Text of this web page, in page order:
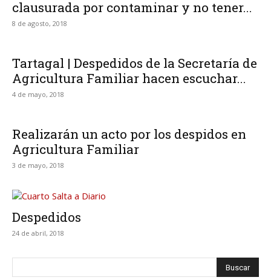
clausurada por contaminar y no tener...
8 de agosto, 2018
Tartagal | Despedidos de la Secretaría de
Agricultura Familiar hacen escuchar...
4 de mayo, 2018
Realizarán un acto por los despidos en
Agricultura Familiar
3 de mayo, 2018
Despedidos
24 de abril, 2018